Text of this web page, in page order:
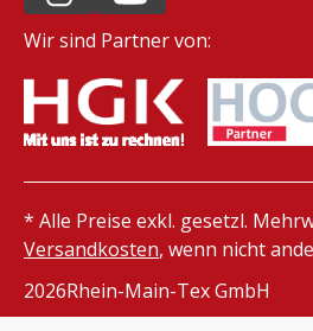
Wir sind Partner von:
* Alle Preise exkl. gesetzl.
Versandkosten, wenn nicht
2026Rhein-Main-Tex GmbH